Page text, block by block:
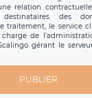
relation
destinataires des
traitement, le service
de
gérant le
légalement
hébergé sur un
au RGPD
. Les
jusqu’à ce que
PUBLIER